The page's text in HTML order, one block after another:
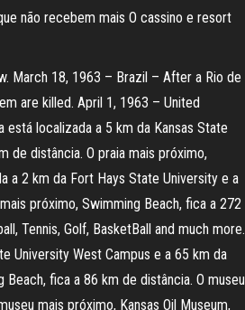
não recebem mais O cassino e resort
March 18, 1963 – Brazil – After a Rio de
are killed. April 1, 1963 – United
localizada a 5 km da Kansas State
de distância. O praia mais próximo,
a 2 km da Fort Hays State University e a
próximo, Swimming Beach, fica a 272
Tennis, Golf, BasketBall and much more.
University West Campus e a 65 km da
fica a 86 km de distância. O museu
mais próximo, Kansas Oil Museum,